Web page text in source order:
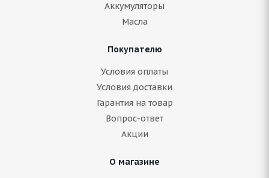
Bridgestone Blizzak Spike 02 235/65 R18 110T
Аккумуляторы
Масла
Покупателю
Условия оплаты
Условия доставки
Гарантия на товар
Вопрос-ответ
Акции
О магазине